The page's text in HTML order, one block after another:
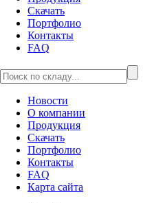
Скачать
Портфолио
Контакты
FAQ
Новости
О компании
Продукция
Скачать
Портфолио
Контакты
FAQ
Карта сайта